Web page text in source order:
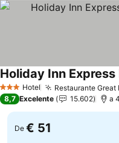
3 EstrelasHotel Restaurante Great
8,7 Excelente 15.602 a
De € 51